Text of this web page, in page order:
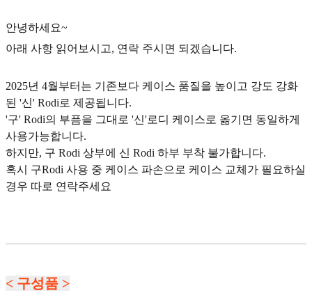
안녕하세요~
아래 사항 읽어보시고, 연락 주시면 되겠습니다.
2025년 4월부터는 기존보다 케이스 품질을 높이고 강도 강화
된 '신' Rodi로 제공됩니다.
'구' Rodi의 부픔을 그대로 '신'로디 케이스로 옮기면 동일하게
사용가능합니다.
하지만, 구 Rodi 상부에 신 Rodi 하부 부착 불가합니다.
혹시 구Rodi 사용 중 케이스 파손으로 케이스 교체가 필요하실
경우 따로 연락주세요
< 구성품 >